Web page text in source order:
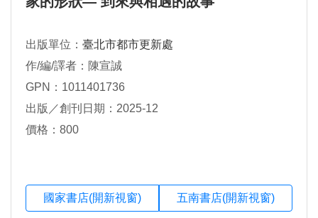
出版單位： 臺北市都市更新處
作/編/譯者：陳宣誠
GPN：1011401736
出版／創刊日期：2025-12
價格：800
國家書店(開新視窗) 五南書店(開新視窗)